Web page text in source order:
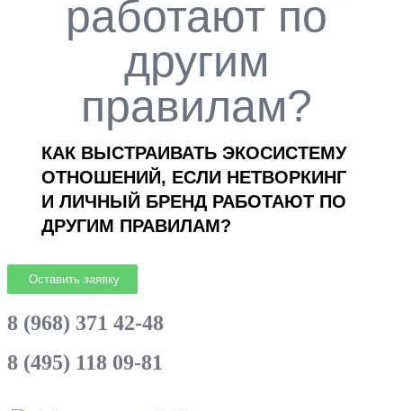
работают по
другим
правилам?
КАК ВЫСТРАИВАТЬ ЭКОСИСТЕМУ
ОТНОШЕНИЙ, ЕСЛИ НЕТВОРКИНГ
И ЛИЧНЫЙ БРЕНД РАБОТАЮТ ПО
ДРУГИМ ПРАВИЛАМ?
Оставить заявку
8 (968) 371 42-48
8 (495) 118 09-81